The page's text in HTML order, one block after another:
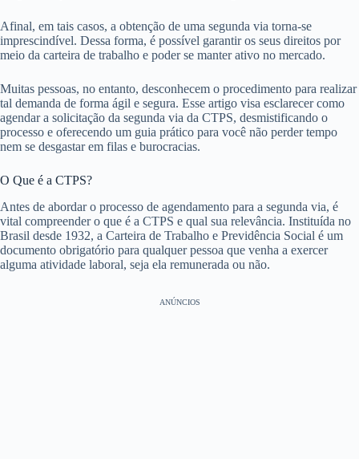
Afinal, em tais casos, a obtenção de uma segunda via torna-se
imprescindível. Dessa forma, é possível garantir os seus direitos por
meio da carteira de trabalho e poder se manter ativo no mercado.
Muitas pessoas, no entanto, desconhecem o procedimento para realizar
tal demanda de forma ágil e segura. Esse artigo visa esclarecer como
agendar a solicitação da segunda via da CTPS, desmistificando o
processo e oferecendo um guia prático para você não perder tempo
nem se desgastar em filas e burocracias.
O Que é a CTPS?
Antes de abordar o processo de agendamento para a segunda via, é
vital compreender o que é a CTPS e qual sua relevância. Instituída no
Brasil desde 1932, a Carteira de Trabalho e Previdência Social é um
documento obrigatório para qualquer pessoa que venha a exercer
alguma atividade laboral, seja ela remunerada ou não.
ANÚNCIOS